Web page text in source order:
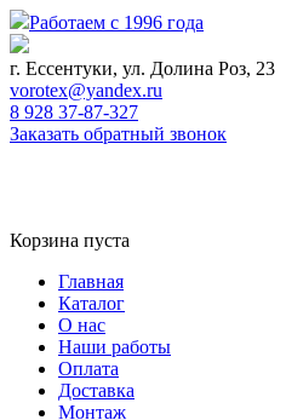
Работаем с 1996 года
г. Ессентуки, ул. Долина Роз, 23
vorotex@yandex.ru
8 928 37-87-327
Заказать обратный звонок
Корзина пуста
Главная
Каталог
О нас
Наши работы
Оплата
Доставка
Монтаж